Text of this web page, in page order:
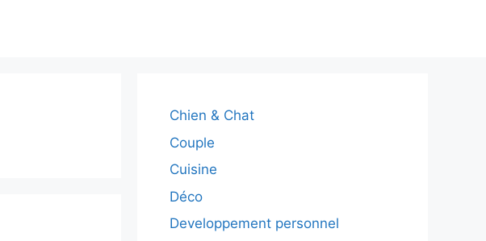
Chien & Chat
Couple
Cuisine
Déco
Developpement personnel